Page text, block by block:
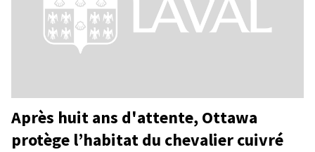
Après huit ans d'attente, Ottawa
protège l’habitat du chevalier cuivré